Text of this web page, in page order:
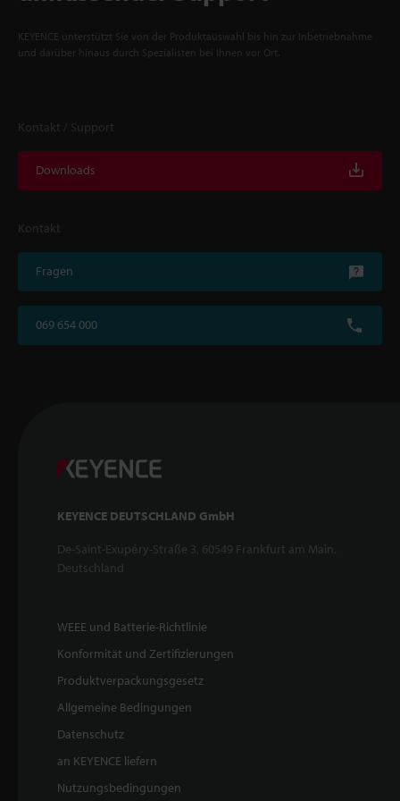
KEYENCE unterstützt Sie von der Produktauswahl bis hin zur Inbetriebnahme
und darüber hinaus durch Spezialisten bei Ihnen vor Ort.
Kontakt / Support
Downloads
Kontakt
Fragen
069 654 000
KEYENCE DEUTSCHLAND GmbH
De-Saint-Exupéry-Straße 3, 60549 Frankfurt am Main,
Deutschland
WEEE und Batterie-Richtlinie
Konformität und Zertifizierungen
Produktverpackungsgesetz
Allgemeine Bedingungen
Datenschutz
an KEYENCE liefern
Nutzungsbedingungen